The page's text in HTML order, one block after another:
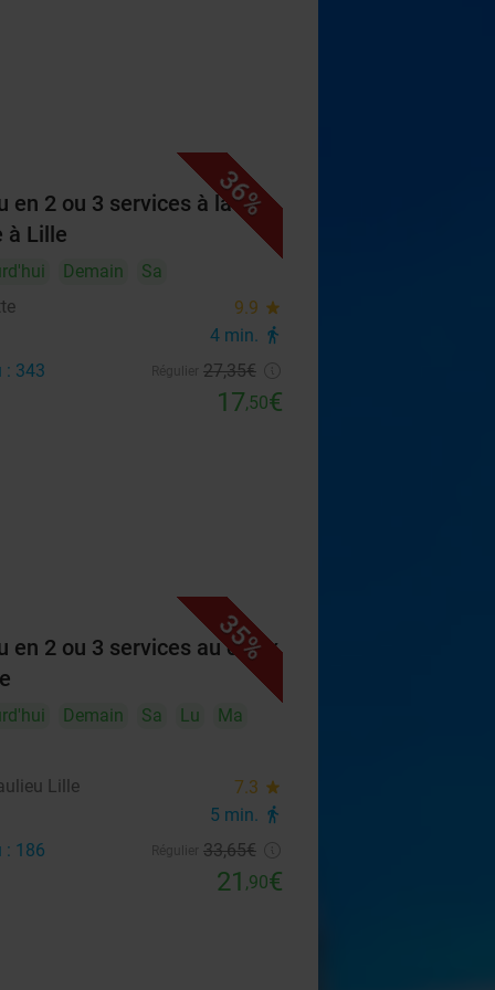
36%
en 2 ou 3 services à la
à Lille
Demain
Sa
9.9 star
4 min. directions_walk
: 343 27,35€
17,50€
35%
en 2 ou 3 services au choix
Demain Sa Lu
Ma
Lille
7.3 star
5 min. directions_walk
: 186 33,65€
21 ,90€